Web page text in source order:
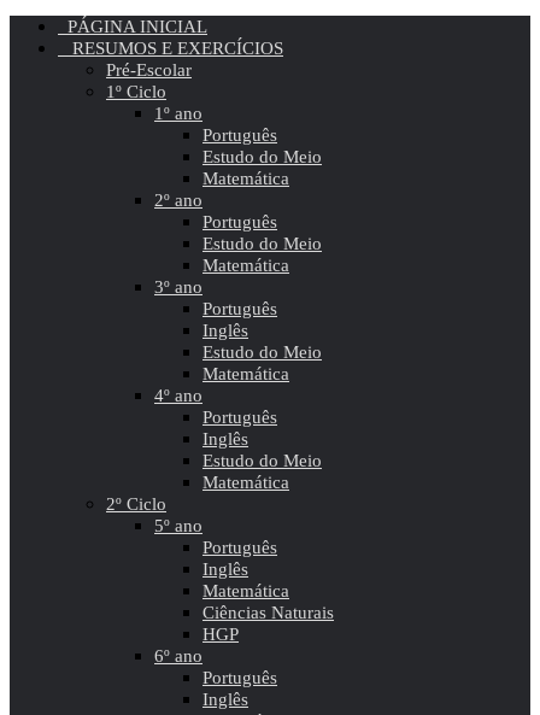
PÁGINA INICIAL
RESUMOS E EXERCÍCIOS
Pré-Escolar
1º Ciclo
1º ano
Português
Estudo do Meio
Matemática
2º ano
Português
Estudo do Meio
Matemática
3º ano
Português
Inglês
Estudo do Meio
Matemática
4º ano
Português
Inglês
Estudo do Meio
Matemática
2º Ciclo
5º ano
Português
Inglês
Matemática
Ciências Naturais
HGP
6º ano
Português
Inglês